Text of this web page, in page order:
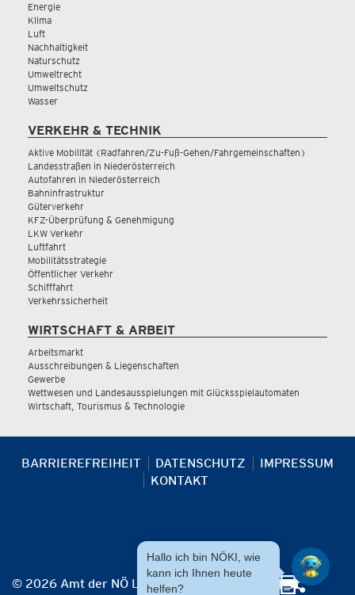
Energie
Klima
Luft
Nachhaltigkeit
Naturschutz
Umweltrecht
Umweltschutz
Wasser
VERKEHR & TECHNIK
Aktive Mobilität (Radfahren/Zu-Fuß-Gehen/Fahrgemeinschaften)
Landesstraßen in Niederösterreich
Autofahren in Niederösterreich
Bahninfrastruktur
Güterverkehr
KFZ-Überprüfung & Genehmigung
LKW Verkehr
Luftfahrt
Mobilitätsstrategie
Öffentlicher Verkehr
Schifffahrt
Verkehrssicherheit
WIRTSCHAFT & ARBEIT
Arbeitsmarkt
Ausschreibungen & Liegenschaften
Gewerbe
Wettwesen und Landesausspielungen mit Glücksspielautomaten
Wirtschaft, Tourismus & Technologie
BARRIEREFREIHEIT DATENSCHUTZ
IMPRESSUM
KONTAKT
© 2026 Amt der NÖ Landesregierung
Hallo ich bin NÖKI, wie
kann ich Ihnen heute
helfen?